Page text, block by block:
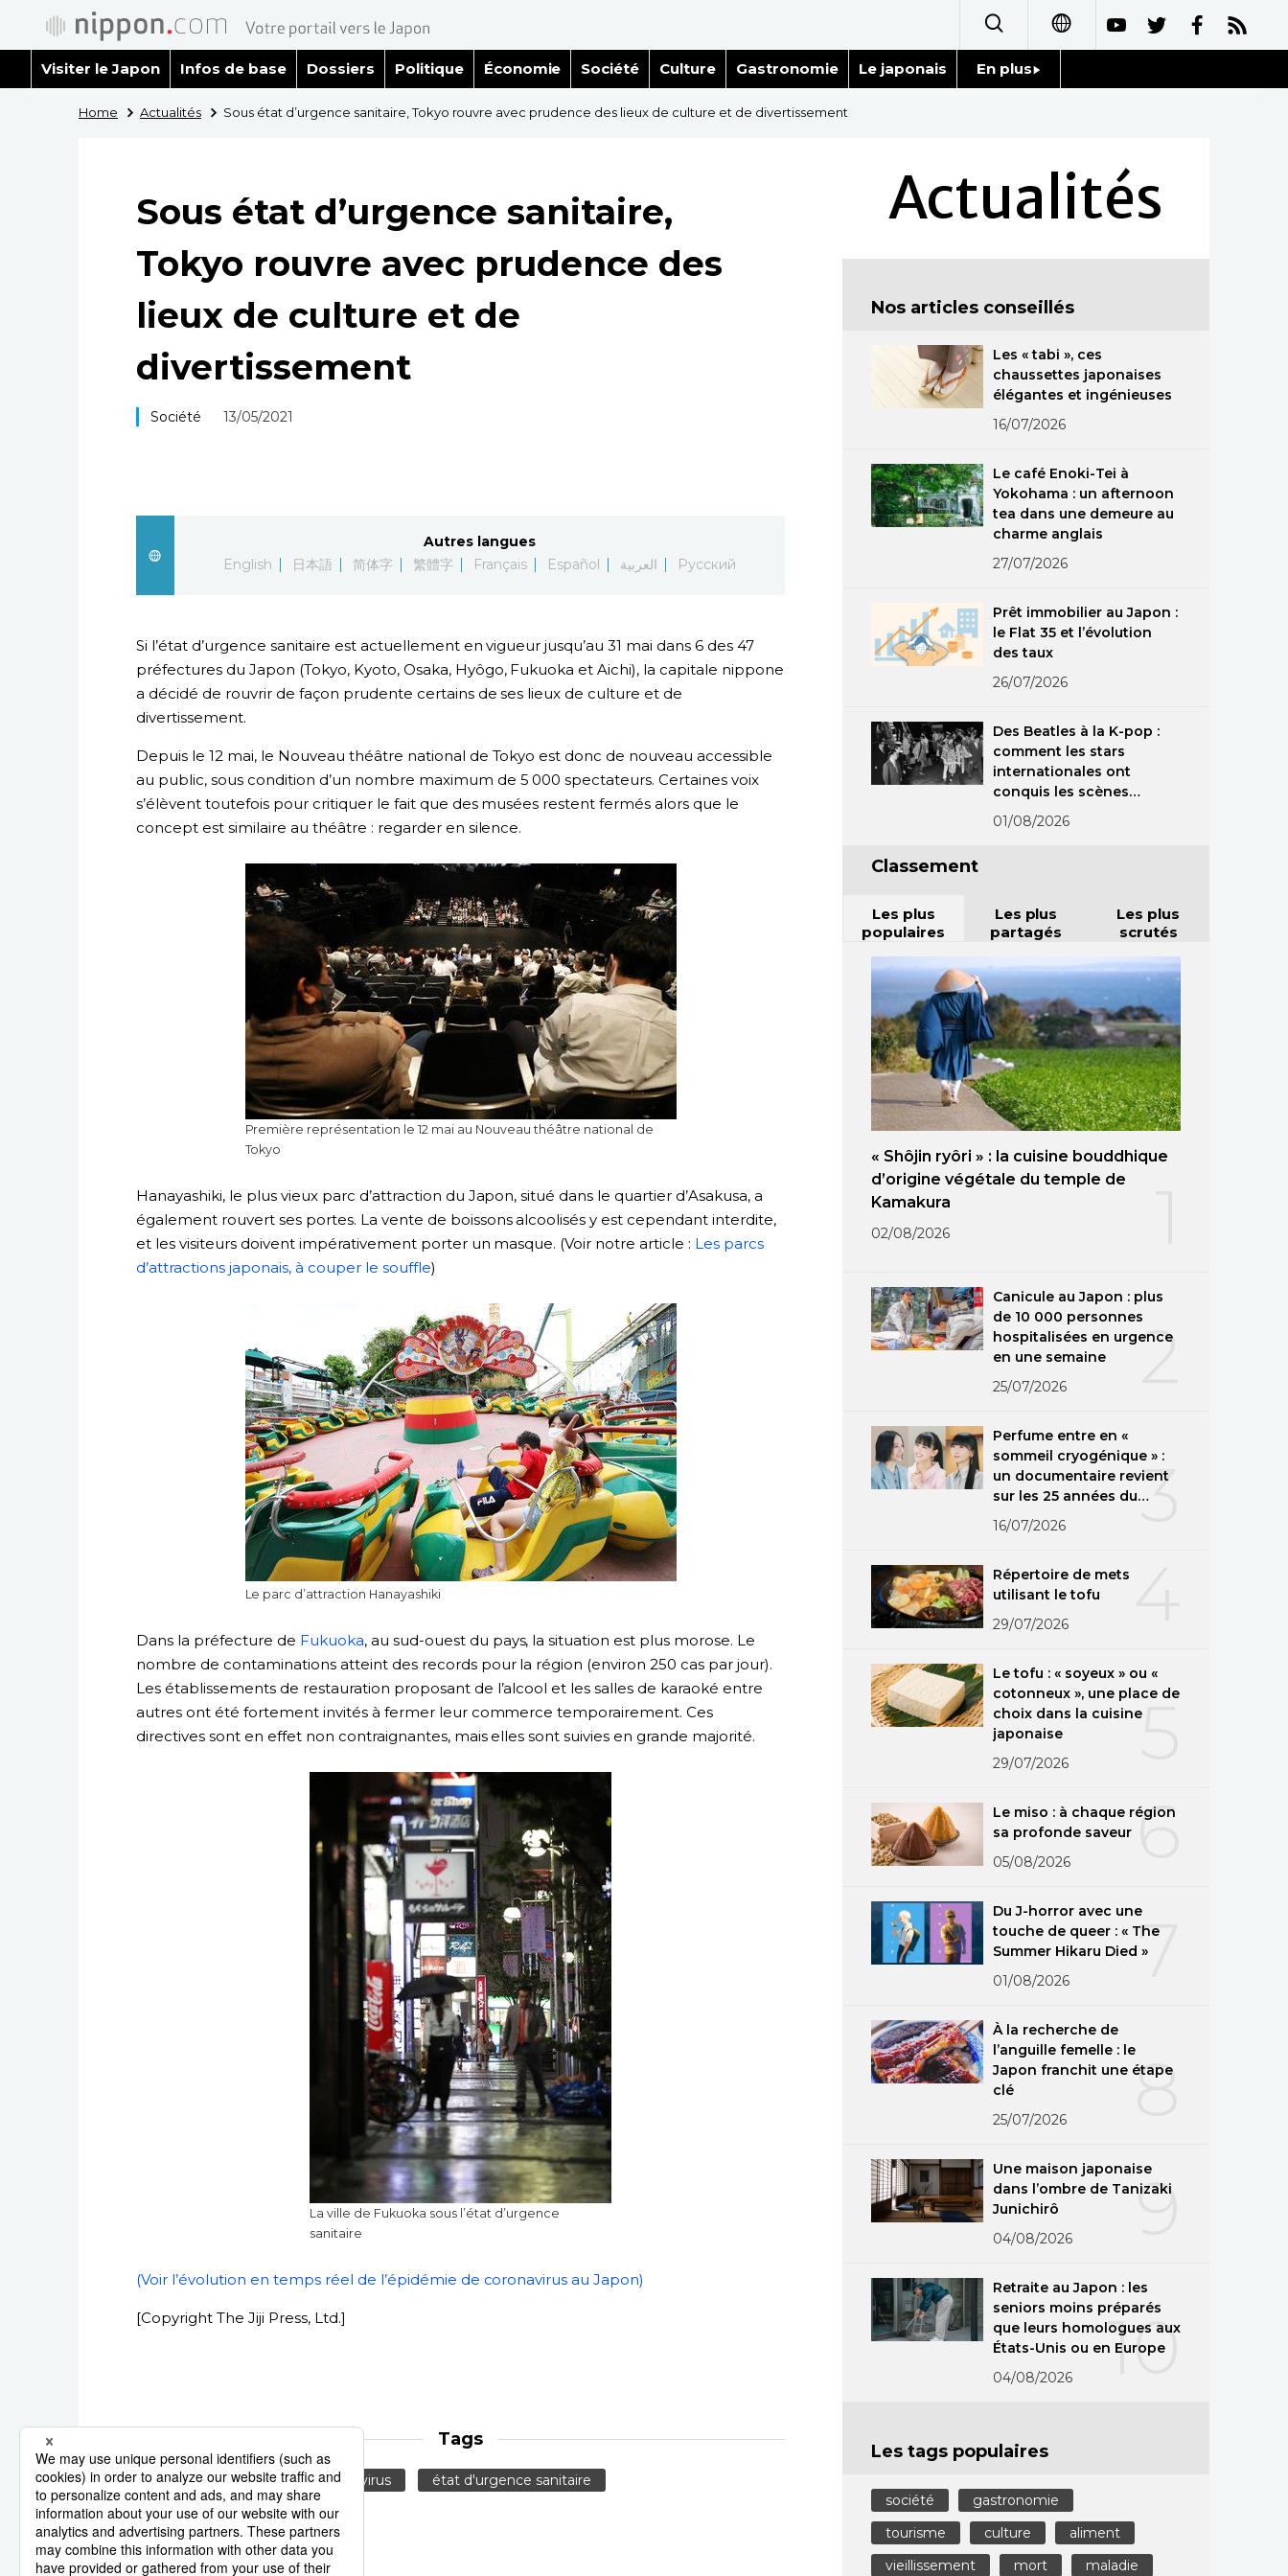
简体字
繁體字
العربية
Русский
Visiter le Japon Infos de base Dossiers Politique Économie Société Culture Gastronomie Le japonais En plus
Personnages
Chroniques
Images
Vidéos
Tokyo
Home Actualités Sous état d’urgence sanitaire, Tokyo rouvre avec prudence des lieux de culture et de divertissement
Sous état d’urgence sanitaire,
Tokyo rouvre avec prudence des
lieux de culture et de
divertissement
Société 13/05/2021
Autres langues
English
日本語 简体字 繁體字 Français Español العربية Русский
Si l’état d’urgence sanitaire est actuellement en vigueur jusqu’au 31 mai dans 6 des 47
préfectures du Japon (Tokyo, Kyoto, Osaka, Hyôgo, Fukuoka et Aichi), la capitale nippone
a décidé de rouvrir de façon prudente certains de ses lieux de culture et de
divertissement.
Depuis le 12 mai, le Nouveau théâtre national de Tokyo est donc de nouveau accessible
au public, sous condition d’un nombre maximum de 5 000 spectateurs. Certaines voix
s’élèvent toutefois pour critiquer le fait que des musées restent fermés alors que le
concept est similaire au théâtre : regarder en silence.
Première représentation le 12 mai au Nouveau théâtre national de
Tokyo
Hanayashiki, le plus vieux parc d’attraction du Japon, situé dans le quartier d’Asakusa, a
également rouvert ses portes. La vente de boissons alcoolisés y est cependant interdite,
et les visiteurs doivent impérativement porter un masque. (Voir notre article : Les parcs
d’attractions japonais, à couper le souffle)
Le parc d’attraction Hanayashiki
Dans la préfecture de Fukuoka, au sud-ouest du pays, la situation est plus morose. Le
nombre de contaminations atteint des records pour la région (environ 250 cas par jour).
Les établissements de restauration proposant de l’alcool et les salles de karaoké entre
autres ont été fortement invités à fermer leur commerce temporairement. Ces
directives sont en effet non contraignantes, mais elles sont suivies en grande majorité.
La ville de Fukuoka sous l’état d’urgence
sanitaire
(Voir l’évolution en temps réel de l’épidémie de coronavirus au Japon)
[Copyright The Jiji Press, Ltd.]
Tags
théâtre Actu coronavirus état d'urgence sanitaire
Actualités
Nos articles conseillés
Les « tabi », ces
chaussettes japonaises
élégantes et ingénieuses
16/07/2026
Le café Enoki-Tei à
Yokohama : un afternoon
tea dans une demeure au
charme anglais
27/07/2026
Prêt immobilier au Japon :
le Flat 35 et l’évolution
des taux
26/07/2026
Des Beatles à la K-pop :
comment les stars
internationales ont
conquis les scènes
japonaises
01/08/2026
Classement
Les plus
populaires
Les plus
partagés
Les plus
scrutés
« Shôjin ryôri » : la cuisine bouddhique
d’origine végétale du temple de
Kamakura
02/08/2026
2
Canicule au Japon : plus
de 10 000 personnes
hospitalisées en urgence
en une semaine
25/07/2026
3
Perfume entre en «
sommeil cryogénique » :
un documentaire revient
sur les 25 années du
groupe
16/07/2026
Répertoire de mets
utilisant le tofu
29/07/2026
5
Le tofu : « soyeux » ou «
cotonneux », une place de
choix dans la cuisine
japonaise
29/07/2026
6
Le miso : à chaque région
sa profonde saveur
05/08/2026
7
Du J-horror avec une
touche de queer : « The
Summer Hikaru Died »
01/08/2026
8
À la recherche de
l’anguille femelle : le
Japon franchit une étape
clé
25/07/2026
9
Une maison japonaise
dans l’ombre de Tanizaki
Junichirô
04/08/2026
10
Retraite au Japon : les
seniors moins préparés
que leurs homologues aux
États-Unis ou en Europe
04/08/2026
Les tags populaires
société
gastronomie
tourisme
culture
aliment
vieillissement
mort maladie